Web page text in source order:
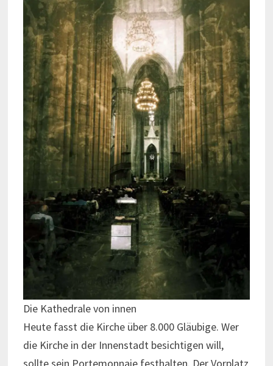
Die Kathedrale von innen
Heute fasst die Kirche über 8.000 Gläubige. Wer
die Kirche in der Innenstadt besichtigen will,
sollte sein Portemonnaie festhalten. Der Vorplatz